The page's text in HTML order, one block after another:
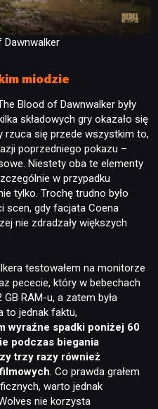
Dawnwalker
miodzie
Blood of Dawnwalker były
składowych gry okazało się
rzuca się przede wszystkim to,
poprzedniego pokazu –
Niestety oba te elementy
w przypadku
tylko. Trochę trudno było
scen, gdy facjata Coena
nie zdradzały większych
testowałem na monitorze
pececie, który w bebechach
GB RAM-u, a zatem była
to jednak faktu,
wyraźne spadki poniżej 60
podczas biegania
trzy razy również
. Co prawda grałem
warto jednak
nie korzysta